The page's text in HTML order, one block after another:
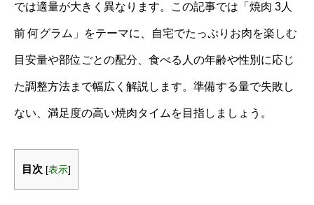
では適量が大きく異なります。この記事では「焼肉 3人
前 何グラム」をテーマに、自宅でたっぷりお肉を楽しむ
目安量や部位ごとの配分、食べる人の年齢や性別に応じ
た調整方法まで幅広く解説します。準備する量で失敗し
ない、満足度の高い焼肉タイムを目指しましょう。
目次 [表示]